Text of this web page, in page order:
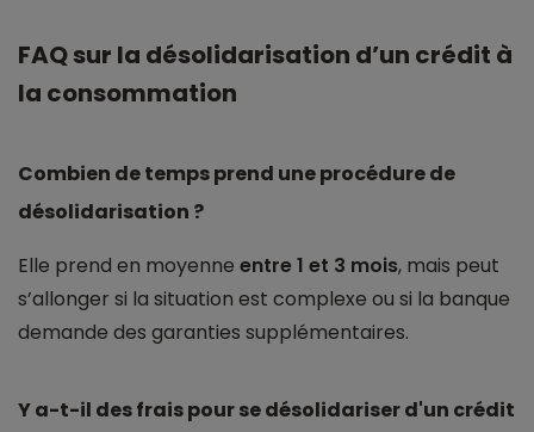
FAQ sur la désolidarisation d’un crédit à
la consommation
Combien de temps prend une procédure de
désolidarisation ?
Elle prend en moyenne entre 1 et 3 mois, mais peut
s’allonger si la situation est complexe ou si la banque
demande des garanties supplémentaires.
Y a-t-il des frais pour se désolidariser d'un crédit